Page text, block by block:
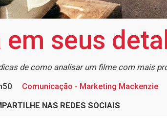
em seus
de como analisar um filme com mais
Comunicação - Marketing Mackenzie
NAS REDES SOCIAIS